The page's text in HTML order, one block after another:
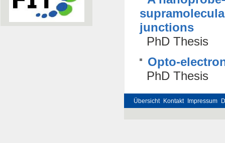
junctions
PhD Thesis
Opto-
PhD Thesis
Übersicht Kontakt Impressum